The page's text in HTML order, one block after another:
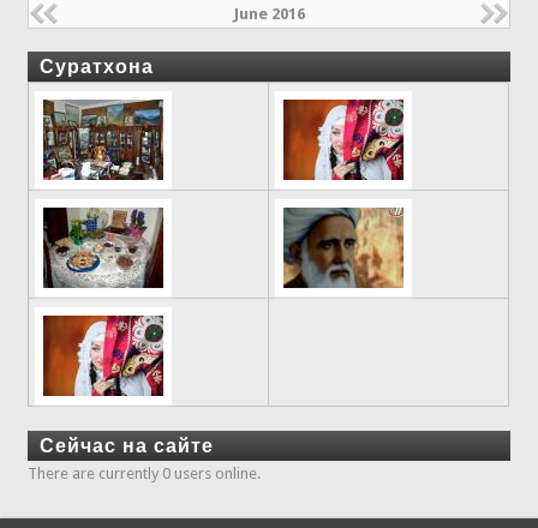
June 2016
Суратхона
Сейчас на сайте
There are currently 0 users online.